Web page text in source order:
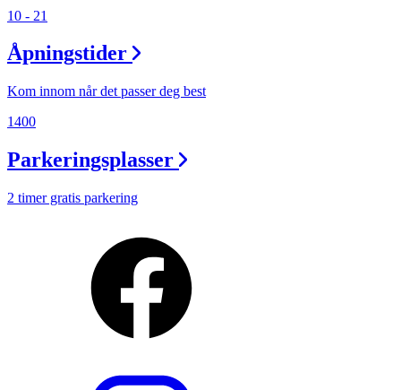
10 - 21
Åpningstider
Kom innom når det passer deg best
1400
Parkeringsplasser
2 timer gratis parkering